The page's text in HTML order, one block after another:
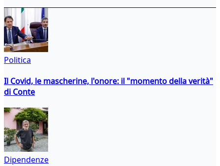
Politica
Il Covid, le mascherine, l'onore: il "momento della verità"
di Conte
Dipendenze